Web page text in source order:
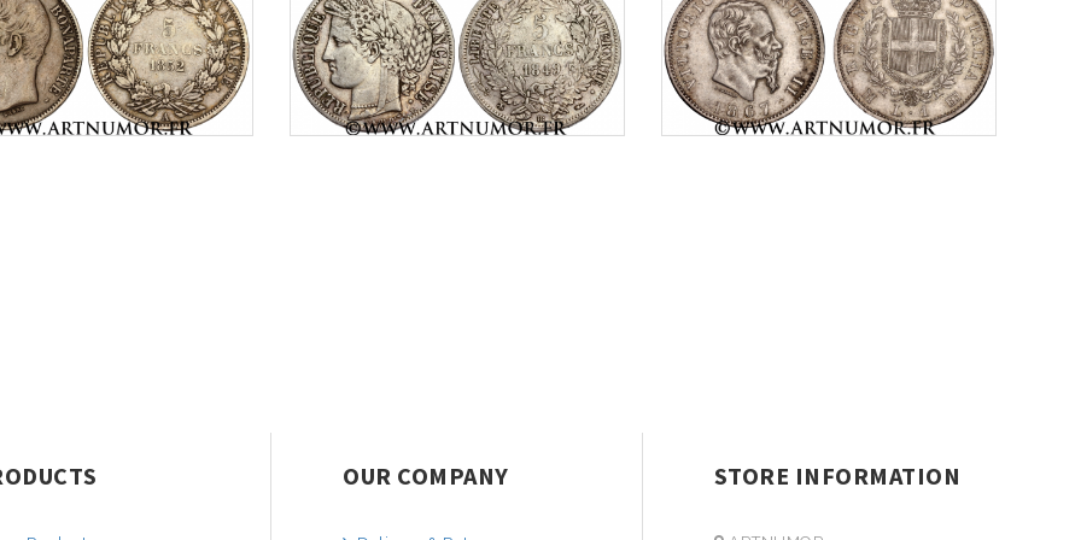
OUR COMPANY STORE INFORMATION